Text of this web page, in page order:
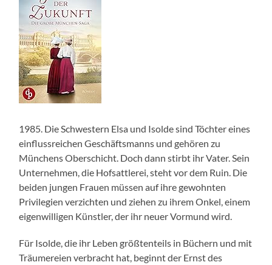
1985. Die Schwestern Elsa und Isolde sind Töchter eines
einflussreichen Geschäftsmanns und gehören zu
Münchens Oberschicht. Doch dann stirbt ihr Vater. Sein
Unternehmen, die Hofsattlerei, steht vor dem Ruin. Die
beiden jungen Frauen müssen auf ihre gewohnten
Privilegien verzichten und ziehen zu ihrem Onkel, einem
eigenwilligen Künstler, der ihr neuer Vormund wird.
Für Isolde, die ihr Leben größtenteils in Büchern und mit
Träumereien verbracht hat, beginnt der Ernst des